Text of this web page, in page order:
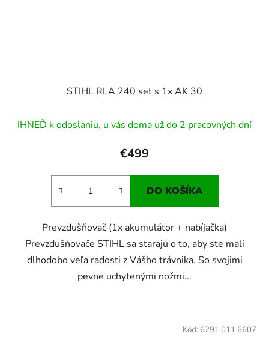
STIHL RLA 240 set s 1x AK 30
IHNEĎ k odoslaniu, u vás doma už do 2 pracovných dní
€499
DO KOŠÍKA
Prevzdušňovač (1x akumulátor + nabíjačka)
Prevzdušňovače STIHL sa starajú o to, aby ste mali
dlhodobo veľa radosti z Vášho trávnika. So svojimi
pevne uchytenými nožmi...
Kód: 6291 011 6607